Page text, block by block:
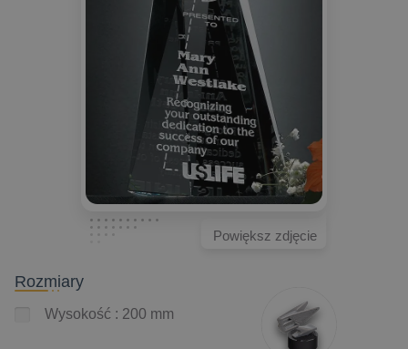
Powiększ zdjęcie
Rozmiary
Wysokość : 200 mm